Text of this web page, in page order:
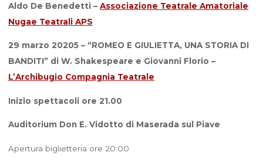
Aldo De Benedetti – Associazione Teatrale Amatoriale
Nugae Teatrali APS
29 marzo 20205 – “ROMEO E GIULIETTA, UNA STORIA DI
BANDITI” di W. Shakespeare e Giovanni Florio –
L’Archibugio Compagnia Teatrale
Inizio spettacoli ore 21.00
Auditorium Don E. Vidotto di Maserada sul Piave
Apertura biglietteria ore 20:00